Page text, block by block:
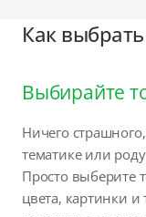
Как выбрать
Выбирайте
Ничего
тематике или
Просто выберите
цвета, картинки